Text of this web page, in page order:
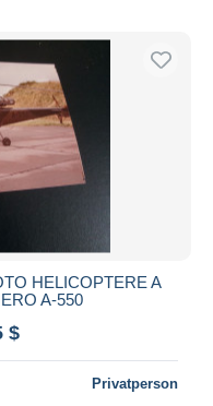
HELICOPTERE A
A-550
$
Privatperson